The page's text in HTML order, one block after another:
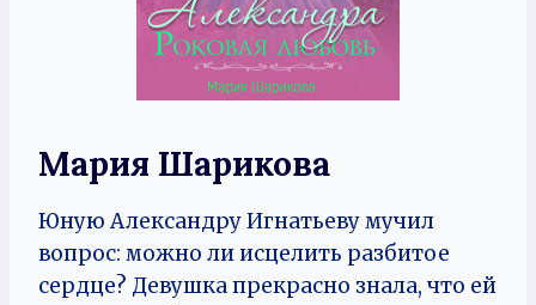
Мария Шарикова
Юную Александру Игнатьеву мучил
вопрос: можно ли исцелить разбитое
сердце? Девушка прекрасно знала, что ей